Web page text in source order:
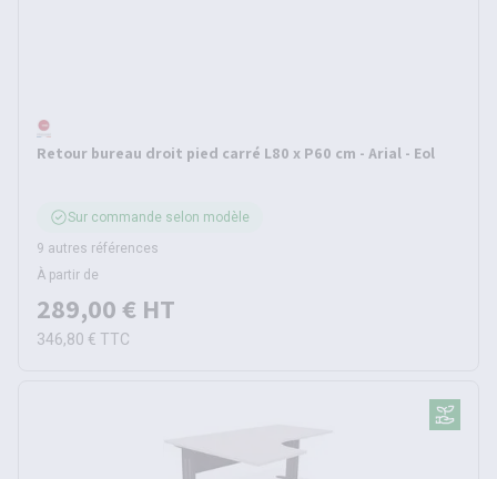
Retour bureau droit pied carré L80 x P60 cm - Arial - Eol
Sur commande selon modèle
9 autres références
À partir de
289,00 € HT
346,80 € TTC